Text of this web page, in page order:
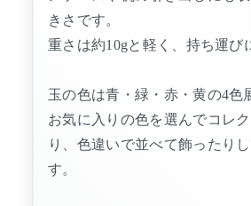
きさです。
重さは約10gと軽く、持ち運び
玉の色は青・緑・赤・黄の4色
お気に入りの色を選んでコレ
り、色違いで並べて飾ったり
す。